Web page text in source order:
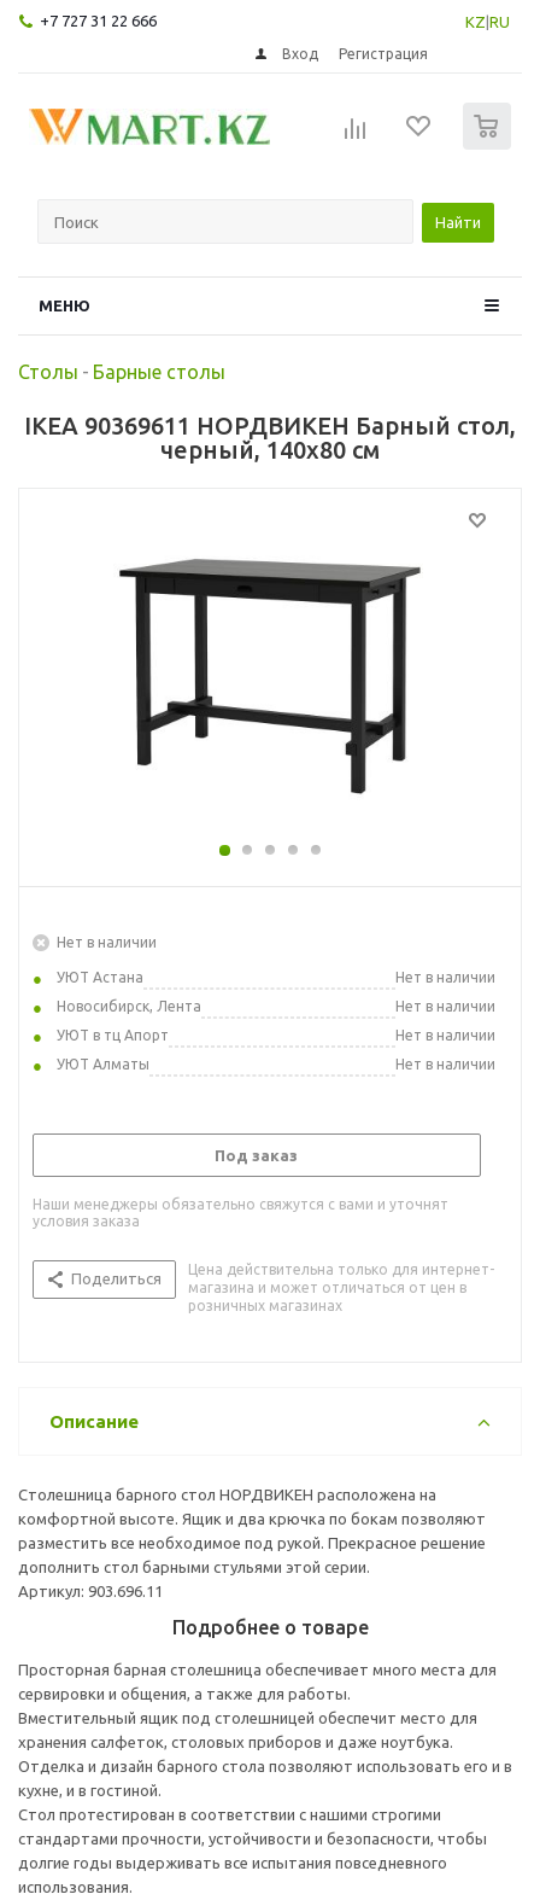
+7 727 31 22 666 KZ RU
Вход Регистрация
Найти
МЕНЮ
Столы - Барные столы
IKEA 90369611 НОРДВИКЕН Барный стол,
черный, 140x80 см
Нет в наличии
УЮТ Астана
Нет в наличии
Новосибирск, Лента
Нет в наличии
УЮТ в тц Апорт
Нет в наличии
УЮТ Алматы
Нет в наличии
Под заказ
Наши менеджеры обязательно свяжутся с вами и уточнят
условия заказа
Поделиться
Цена действительна только для интернет-
магазина и может отличаться от цен в
розничных магазинах
Описание
Столешница барного стол НОРДВИКЕН расположена на
комфортной высоте. Ящик и два крючка по бокам позволяют
разместить все необходимое под рукой. Прекрасное решение
дополнить стол барными стульями этой серии.
Артикул: 903.696.11
Подробнее о товаре
Просторная барная столешница обеспечивает много места для
сервировки и общения, а также для работы.
Вместительный ящик под столешницей обеспечит место для
хранения салфеток, столовых приборов и даже ноутбука.
Отделка и дизайн барного стола позволяют использовать его и в
кухне, и в гостиной.
Стол протестирован в соответствии с нашими строгими
стандартами прочности, устойчивости и безопасности, чтобы
долгие годы выдерживать все испытания повседневного
использования.